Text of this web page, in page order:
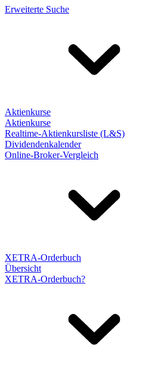
Erweiterte Suche
Aktienkurse
Aktienkurse
Realtime-Aktienkursliste (L&S)
Dividendenkalender
Online-Broker-Vergleich
XETRA-Orderbuch
Übersicht
XETRA-Orderbuch?